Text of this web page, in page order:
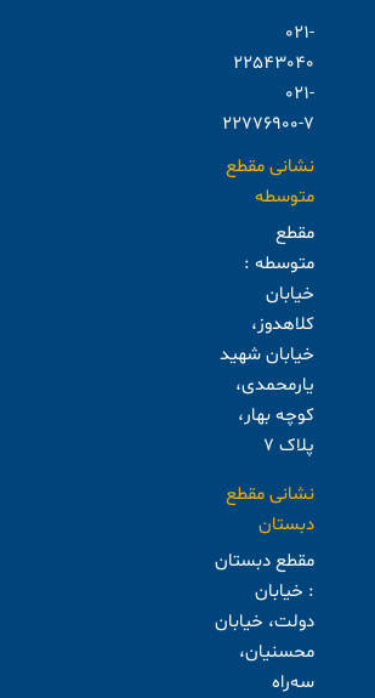
021-
22543040
021-
22776900-7
نشانی مقطع
متوسطه
مقطع
متوسطه :
خیابان
کلاهدوز،
خیابان شهید
یارمحمدی،
کوچه بهار،
پلاک ۷
نشانی مقطع
دبستان
مقطع دبستان
: خیابان
دولت، خیابان
محسنیان،
سه‌راه